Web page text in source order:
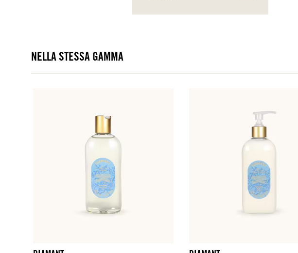
NELLA STESSA GAMMA